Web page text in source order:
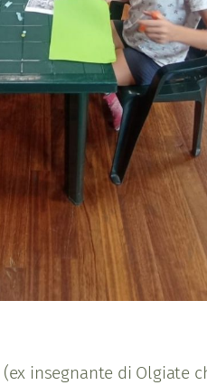
insegnante di Olgiate